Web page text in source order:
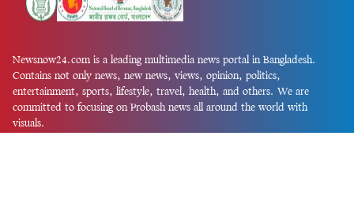
Newsnow24.com is a leading multimedia news portal in Bangladesh.
Contains not only news, new news, views, opinion, politics,
entertainment, sports, lifestyle, travel, health, and others. We are
committed to focusing on Probash news all around the world with
visuals.